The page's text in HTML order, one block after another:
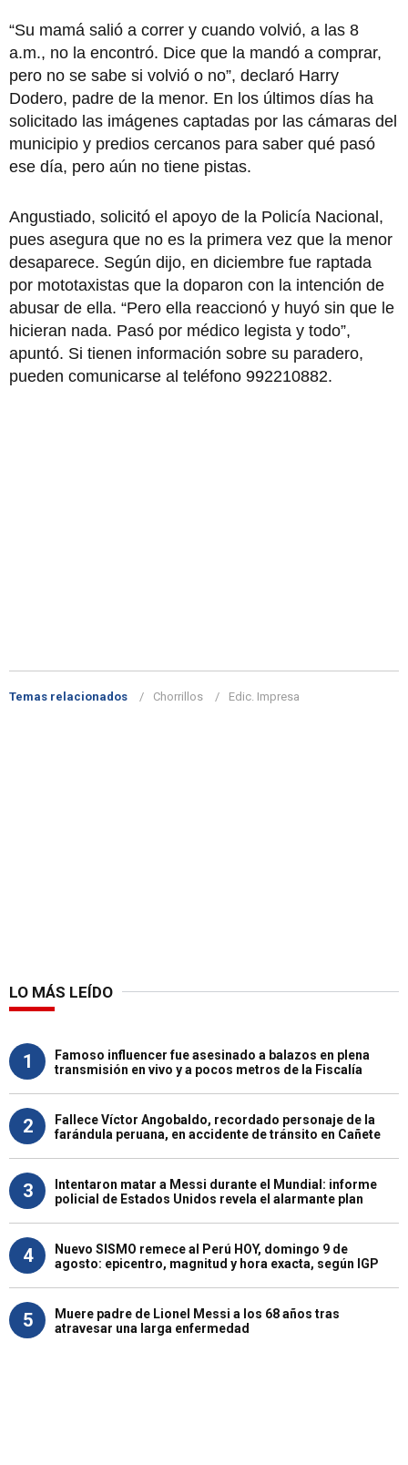
“Su mamá salió a correr y cuando volvió, a las 8
a.m., no la encontró. Dice que la mandó a comprar,
pero no se sabe si volvió o no”, declaró Harry
Dodero, padre de la menor. En los últimos días ha
solicitado las imágenes captadas por las cámaras del
municipio y predios cercanos para saber qué pasó
ese día, pero aún no tiene pistas.
Angustiado, solicitó el apoyo de la Policía Nacional,
pues asegura que no es la primera vez que la menor
desaparece. Según dijo, en diciembre fue raptada
por mototaxistas que la doparon con la intención de
abusar de ella. “Pero ella reaccionó y huyó sin que le
hicieran nada. Pasó por médico legista y todo”,
apuntó. Si tienen información sobre su paradero,
pueden comunicarse al teléfono 992210882.
Temas relacionados Chorrillos Edic. Impresa
LO MÁS LEÍDO
1
Famoso influencer fue asesinado a balazos en plena
transmisión en vivo y a pocos metros de la Fiscalía
2
Fallece Víctor Angobaldo, recordado personaje de la
farándula peruana, en accidente de tránsito en Cañete
3
Intentaron matar a Messi durante el Mundial: informe
policial de Estados Unidos revela el alarmante plan
4
Nuevo SISMO remece al Perú HOY, domingo 9 de
agosto: epicentro, magnitud y hora exacta, según IGP
5
Muere padre de Lionel Messi a los 68 años tras
atravesar una larga enfermedad